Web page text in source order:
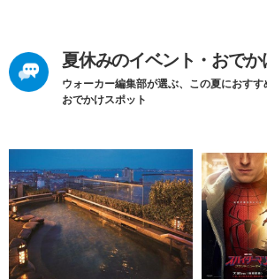
夏休みのイベント・おで
ウォーカー編集部が選ぶ、この夏におすす
おでかけスポット